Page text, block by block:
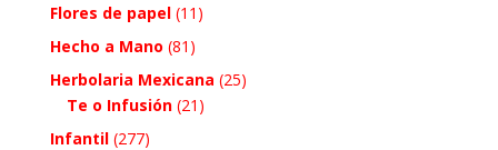
Flores de papel (11)
Hecho a Mano (81)
Herbolaria Mexicana (25)
Te o Infusión (21)
Infantil (277)